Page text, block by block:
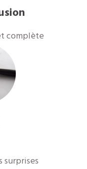
complète
surprises